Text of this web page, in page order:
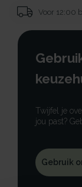
Voor 12:00
Twijfel je
jou past?
Gebruik